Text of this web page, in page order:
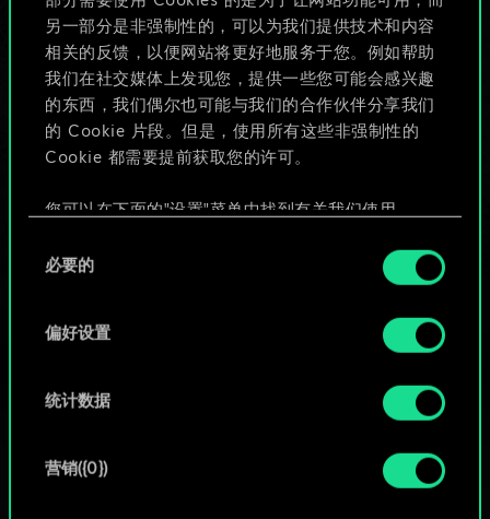
另一部分是非强制性的，可以为我们提供技术和内容
相关的反馈，以便网站将更好地服务于您。例如帮助
我们在社交媒体上发现您，提供一些您可能会感兴趣
的东西，我们偶尔也可能与我们的合作伙伴分享我们
的 Cookie 片段。但是，使用所有这些非强制性的
Cookie 都需要提前获取您的许可。
您可以在下面的"设置"菜单中找到有关我们使用
好。一旦您了解了其中的内容并准备好继续，请点
必要的
偏好设置
统计数据
营销({0})
给牌组命名并撰写攻略
编辑牌组
或
浏览社区牌组